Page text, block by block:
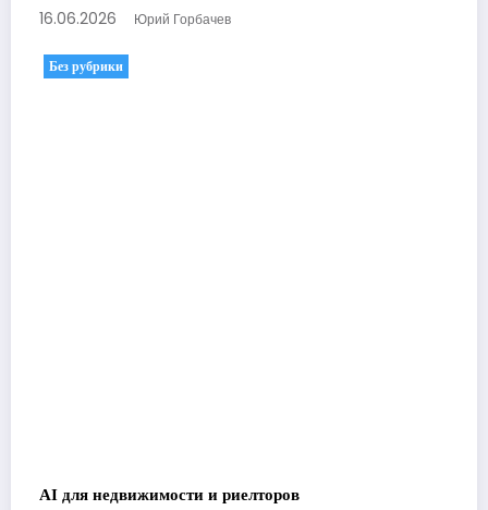
16.06.2026 Юрий Горбачев
Без рубрики
AI для недвижимости и риелторов